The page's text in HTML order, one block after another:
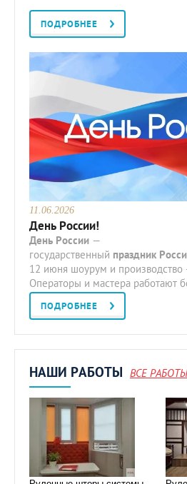
ПОДРОБНЕЕ
11.06.2026
День России!
День России —
государственный праздник
12 июня шоурум и производство
Операторы и мастера работают
ПОДРОБНЕЕ
НАШИ РАБОТЫ ВСЕ РАБОТЫ